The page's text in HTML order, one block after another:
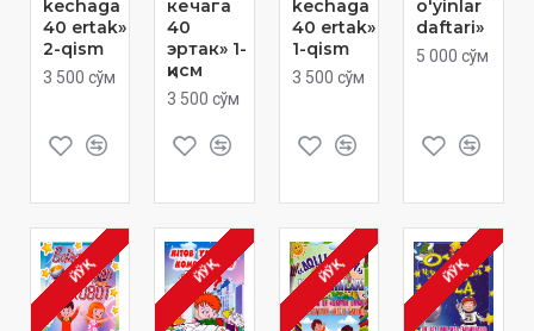
kechaga
40 ertak»
2-qism
3 500 сўм
кечага
40
эртак» 1-
қисм
3 500 сўм
kechaga
40 ertak»
1-qism
3 500 сўм
o'yinlar
daftari»
5 000 сўм
ЙЎҚ ЙЎҚ ЙЎҚ ЙЎҚ